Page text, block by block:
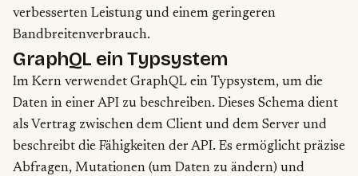
verbesserten Leistung und einem geringeren
Bandbreitenverbrauch.
GraphQL ein Typsystem
Im Kern verwendet GraphQL ein Typsystem, um die
Daten in einer API zu beschreiben. Dieses Schema dient
als Vertrag zwischen dem Client und dem Server und
beschreibt die Fähigkeiten der API. Es ermöglicht präzise
Abfragen, Mutationen (um Daten zu ändern) und